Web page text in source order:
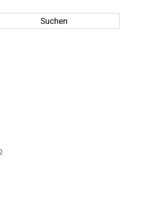
Suchen